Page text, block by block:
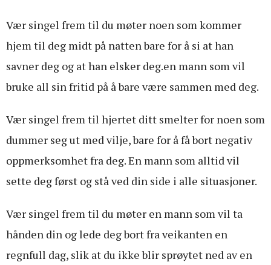
Vær singel frem til du møter noen som kommer
hjem til deg midt på natten bare for å si at han
savner deg og at han elsker deg.en mann som vil
bruke all sin fritid på å bare være sammen med deg.
Vær singel frem til hjertet ditt smelter for noen som
dummer seg ut med vilje, bare for å få bort negativ
oppmerksomhet fra deg. En mann som alltid vil
sette deg først og stå ved din side i alle situasjoner.
Vær singel frem til du møter en mann som vil ta
hånden din og lede deg bort fra veikanten en
regnfull dag, slik at du ikke blir sprøytet ned av en